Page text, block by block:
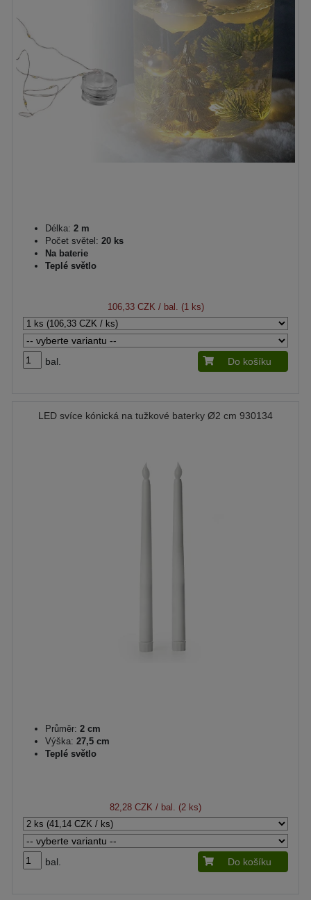
Délka: 2 m
Počet světel: 20 ks
Na baterie
Teplé světlo
106,33 CZK / bal. (1 ks)
bal. Do košíku
LED svíce kónická na tužkové baterky Ø2 cm 930134
Průměr: 2 cm
Výška: 27,5 cm
Teplé světlo
82,28 CZK / bal. (2 ks)
bal. Do košíku